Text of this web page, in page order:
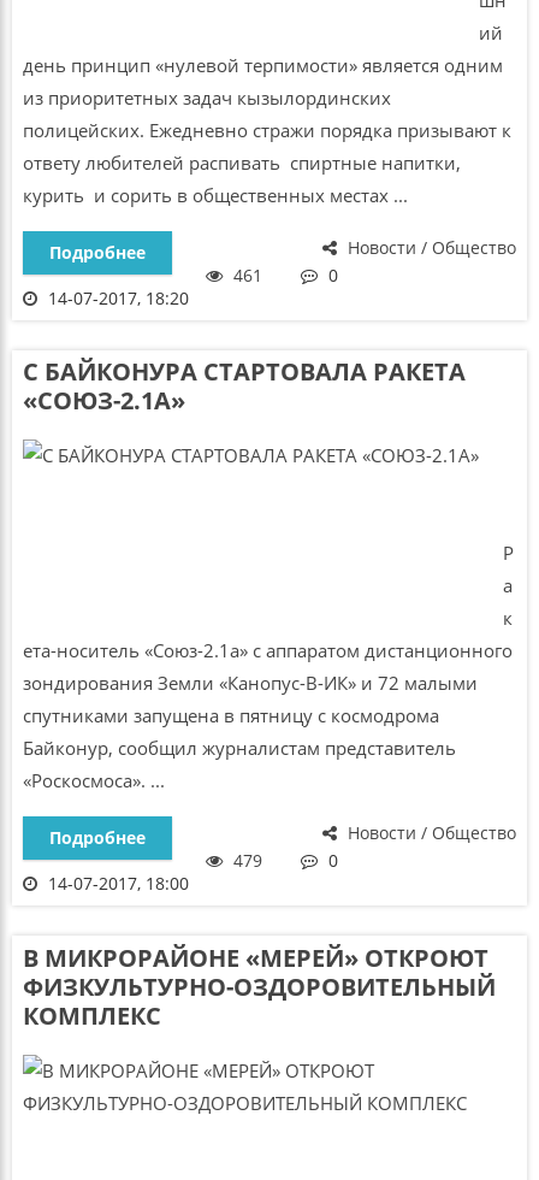
ий
день принцип «нулевой терпимости» является одним
из приоритетных задач кызылординских
полицейских. Ежедневно стражи порядка призывают к
ответу любителей распивать спиртные напитки,
курить и сорить в общественных местах ...
Новости / Общество
Подробнее
461
0
14-07-2017, 18:20
С БАЙКОНУРА СТАРТОВАЛА РАКЕТА
«СОЮЗ-2.1А»
Р
а
к
ета-носитель «Союз-2.1а» с аппаратом дистанционного
зондирования Земли «Канопус-В-ИК» и 72 малыми
спутниками запущена в пятницу с космодрома
Байконур, сообщил журналистам представитель
«Роскосмоса». ...
Новости / Общество
Подробнее
479
0
14-07-2017, 18:00
В МИКРОРАЙОНЕ «МЕРЕЙ» ОТКРОЮТ
ФИЗКУЛЬТУРНО-ОЗДОРОВИТЕЛЬНЫЙ
КОМПЛЕКС